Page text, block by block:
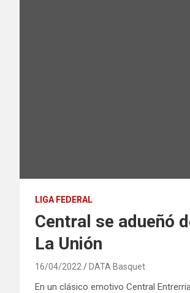
LIGA FEDERAL
Central se adueñó
La Unión
16/04/2022 DATA Basquet
En un clásico emotivo Central